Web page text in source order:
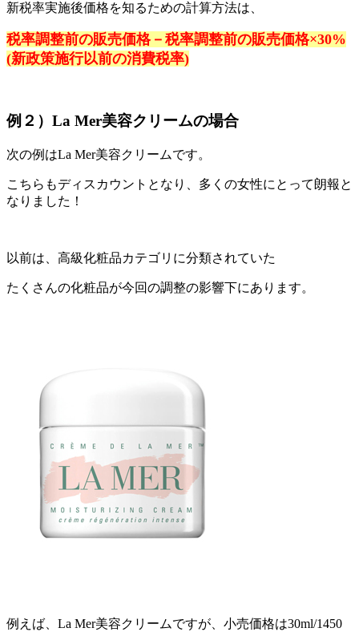
新税率実施後価格を知るための計算方法は、
税率調整前の販売価格－税率調整前の販売価格×30%
(新政策施行以前の消費税率)
例２）La Mer美容クリームの場合
次の例はLa Mer美容クリームです。
こちらもディスカウントとなり、多くの女性にとって朗報と
なりました！
以前は、高級化粧品カテゴリに分類されていた
たくさんの化粧品が今回の調整の影響下にあります。
例えば、La Mer美容クリームですが、小売価格は30ml/1450